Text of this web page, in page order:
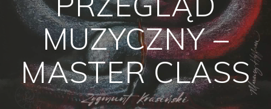
MUZYCZNY –
MASTER CLASS